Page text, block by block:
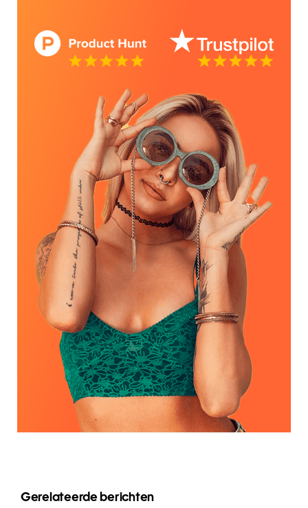
Gerelateerde berichten